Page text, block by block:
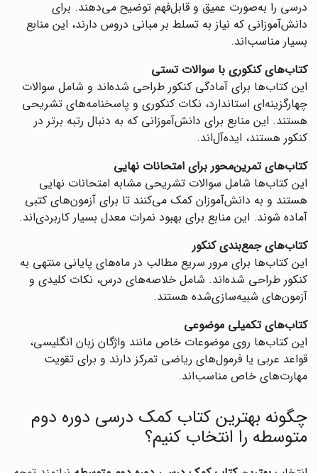
درسی را به‌صورت عمیق و قابل‌فهم توضیح می‌دهند. برای
دانش‌آموزانی که نیاز به تسلط بر مبانی دروس دارند، این منابع
بسیار مناسب‌اند.
کتاب‌های کنکوری با سوالات تستی
این کتاب‌ها برای آمادگی کنکور طراحی شده‌اند و شامل سوالات
چهارگزینه‌ای استاندارد، نکات کنکوری و پاسخنامه‌های تشریحی
هستند. این منابع برای دانش‌آموزانی که به دنبال رتبه برتر در
کنکور هستند، ایده‌آل‌اند.
کتاب‌های تمرین‌محور برای امتحانات نهایی
این کتاب‌ها شامل سوالات تشریحی مشابه امتحانات نهایی
هستند و به دانش‌آموزان کمک می‌کنند تا برای آزمون‌های کتبی
آماده شوند. این منابع برای بهبود نمرات معدل بسیار کاربردی‌اند.
کتاب‌های جمع‌بندی کنکور
این کتاب‌ها برای مرور سریع مطالب در ماه‌های پایانی منتهی به
کنکور طراحی شده‌اند. شامل خلاصه‌های درس، نکات کلیدی و
آزمون‌های شبیه‌سازی‌شده هستند.
کتاب‌های تکمیلی موضوعی
این کتاب‌ها روی موضوعات خاص مانند واژگان زبان انگلیسی،
قواعد عربی یا فرمول‌های ریاضی تمرکز دارند و برای تقویت
مهارت‌های خاص مناسب‌اند.
چگونه بهترین کتاب کمک درسی دوره دوم
متوسطه را انتخاب کنیم؟